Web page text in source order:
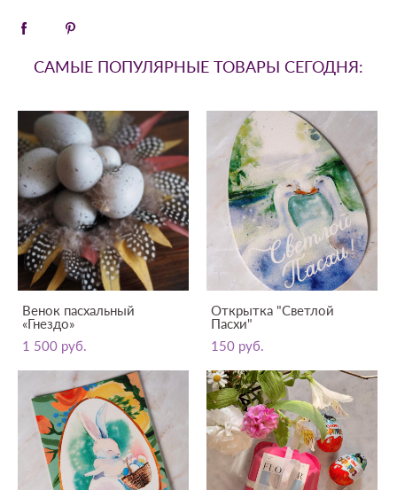
САМЫЕ ПОПУЛЯРНЫЕ ТОВАРЫ СЕГОДНЯ:
Венок пасхальный
«Гнездо»
1 500 pуб.
Открытка "Светлой
Пасхи"
150 pуб.